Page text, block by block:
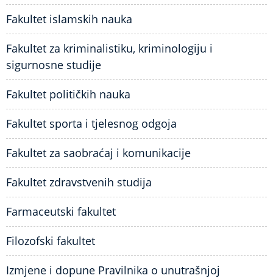
Fakultet islamskih nauka
Fakultet za kriminalistiku, kriminologiju i
sigurnosne studije
Fakultet političkih nauka
Fakultet sporta i tjelesnog odgoja
Fakultet za saobraćaj i komunikacije
Fakultet zdravstvenih studija
Farmaceutski fakultet
Filozofski fakultet
Izmjene i dopune Pravilnika o unutrašnjoj